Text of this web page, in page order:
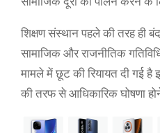
शिक्षण संस्थान पहले की तरह ही
सामाजिक और राजनीतिक
मामले में छूट की रियायत दी गई
की तरफ से आधिकारिक घोषणा